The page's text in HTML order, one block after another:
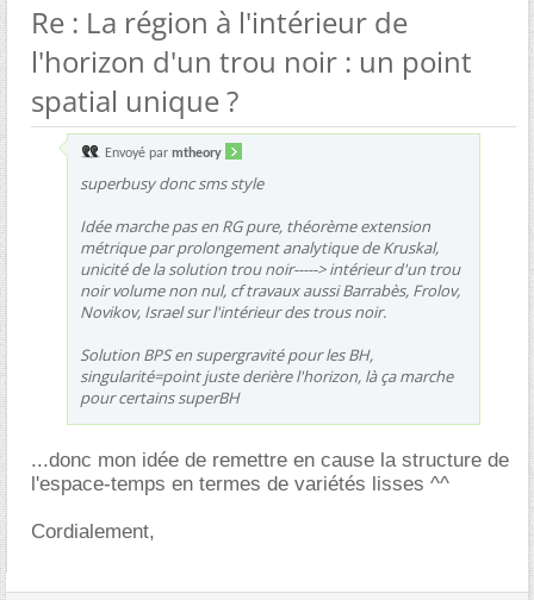
Re : La région à l'intérieur de
l'horizon d'un trou noir : un point
spatial unique ?
Envoyé par mtheory
superbusy donc sms style
Idée marche pas en RG pure, théorème extension
métrique par prolongement analytique de Kruskal,
unicité de la solution trou noir-----> intérieur d'un trou
noir volume non nul, cf travaux aussi Barrabès, Frolov,
Novikov, Israel sur l'intérieur des trous noir.
Solution BPS en supergravité pour les BH,
singularité=point juste derière l'horizon, là ça marche
pour certains superBH
...donc mon idée de remettre en cause la structure de
l'espace-temps en termes de variétés lisses ^^
Cordialement,